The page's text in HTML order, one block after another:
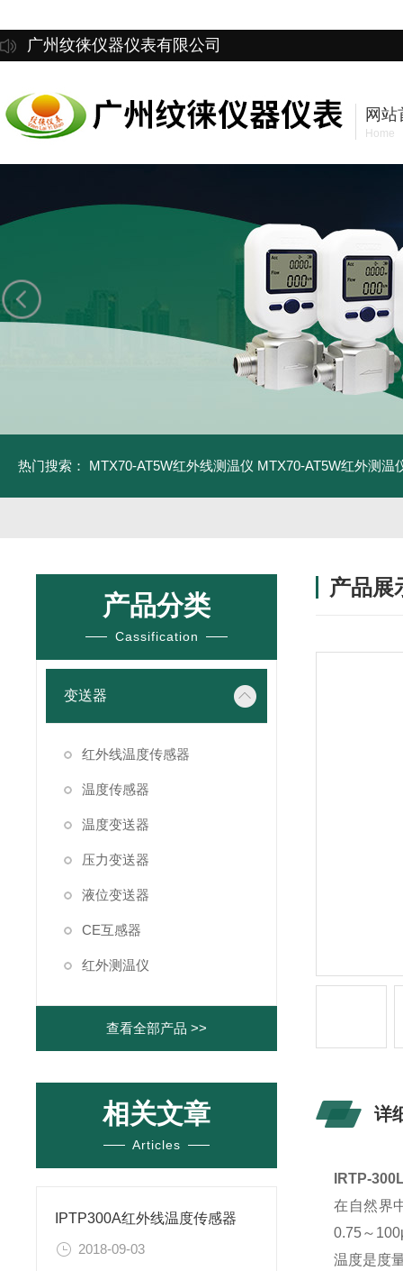
广州纹徕仪器仪表有限公司
网站
Home
热门搜索： MTX70-AT5W红外线测温仪 MTX70-AT5W红外测温
产品分类
Cassification
变送器
红外线温度传感器
温度传感器
温度变送器
压力变送器
液位变送器
CE互感器
红外测温仪
查看全部产品 >>
相关文章
Articles
IPTP300A红外线温度传感器
2018-09-03
产品展
详
IRTP-
在自然界
0.75～
温度是度